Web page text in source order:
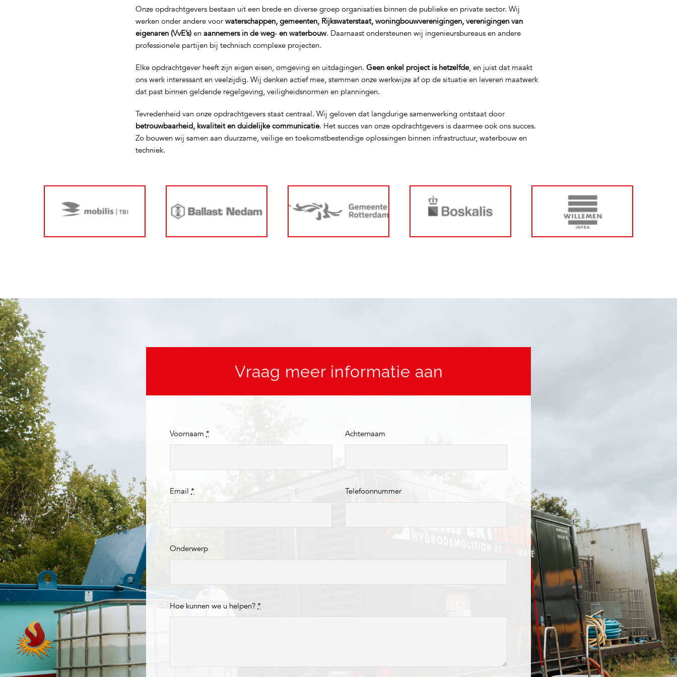
Onze opdrachtgevers bestaan uit een brede en diverse groep organisaties binnen de publieke en private sector. Wij
werken onder andere voorwaterschappen, gemeenten, Rijkswaterstaat, woningbouwverenigingen, verenigingen van
eigenaren (VvE’s) enaannemers in de weg‑ en waterbouw. Daarnaast ondersteunen wij ingenieursbureaus en andere
professionele partijen bij technisch complexe projecten.
Elke opdrachtgever heeft zijn eigen eisen, omgeving en uitdagingen.Geen enkel project is hetzelfde, en juist dat maakt
ons werk interessant en veelzijdig. Wij denken actief mee, stemmen onze werkwijze af op de situatie en leveren maatwerk
dat past binnen geldende regelgeving, veiligheidsnormen en planningen.
Tevredenheid van onze opdrachtgevers staat centraal. Wij geloven dat langdurige samenwerking ontstaat door
betrouwbaarheid, kwaliteit en duidelijke communicatie. Het succes van onze opdrachtgevers is daarmee ook ons succes.
Zo bouwen wij samen aan duurzame, veilige en toekomstbestendige oplossingen binnen infrastructuur, waterbouw en
techniek.
Vraag meer informatie aan
Voornaam*
Email*
Achternaam
Telefoonnummer
Onderwerp
Hoe kunnen we u helpen?*